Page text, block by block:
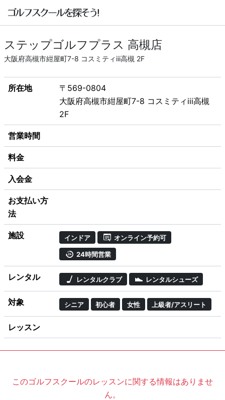
ステップゴルフプラス 高槻店
大阪府高槻市紺屋町7-8 コスミティiii高槻 2F
所在地
〒569-0804
大阪府高槻市紺屋町7-8 コスミティiii高槻
2F
営業時間
料金
入会金
お支払い方
法
施設 インドア オンライン予約可
24時間営業
レンタル レンタルクラブ レンタルシューズ
対象 シニア 初心者 女性 上級者/アスリート
レッスン
このゴルフスクールのレッスンに関する情報はありませ
ん。